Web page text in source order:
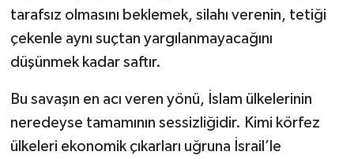
tarafsız olmasını beklemek, silahı verenin, tetiği
çekenle aynı suçtan yargılanmayacağını
düşünmek kadar saftır.
Bu savaşın en acı veren yönü, İslam ülkelerinin
neredeyse tamamının sessizliğidir. Kimi körfez
ülkeleri ekonomik çıkarları uğruna İsrail’le